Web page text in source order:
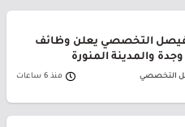
التخصصي يعلن وظائف
والمدينة المنورة
التخصصي منذ 6 ساعات